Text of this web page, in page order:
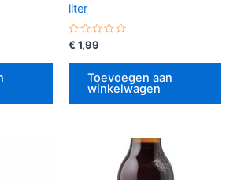
liter
Gewaardeerd
0
uit
€ 1,99
Toevoegen aan
winkelwagen